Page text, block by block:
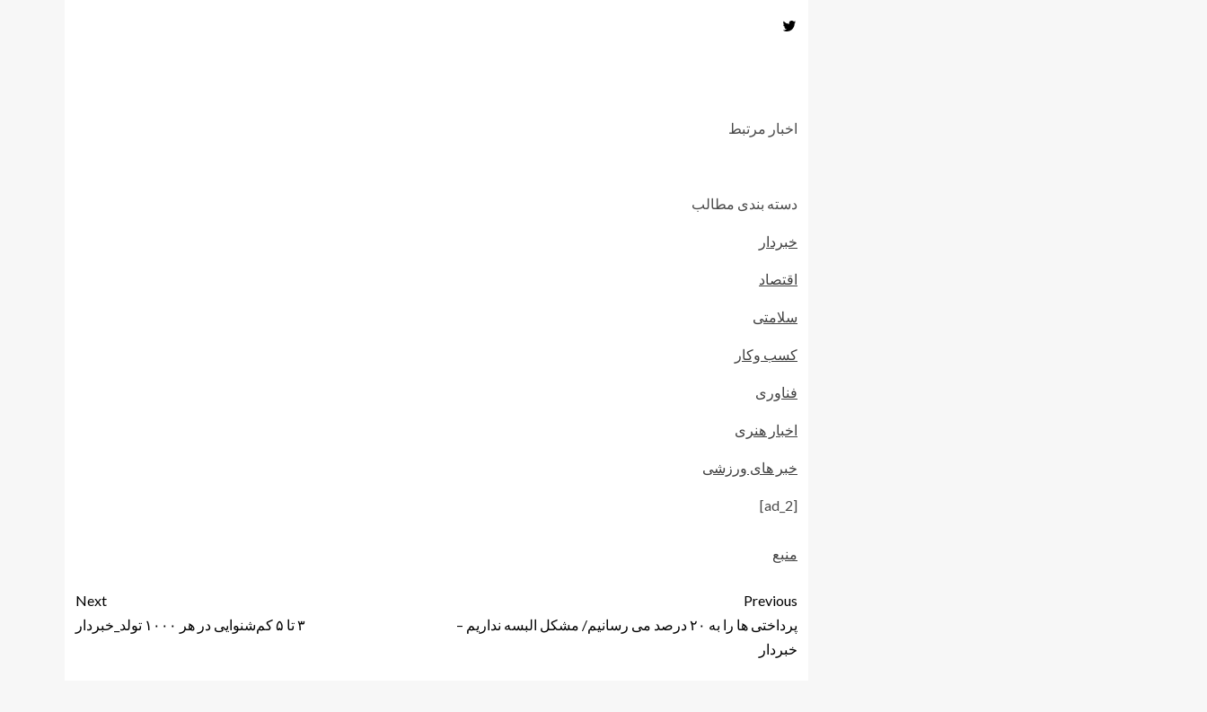
اخبار مرتبط
دسته بندی مطالب
خبردار
اقتصاد
سلامتی
کسب وکار
فناوری
اخبار هنری
خبر های ورزشی
[ad_2]
منبع
Previous
پرداختی ها را به ۲۰ درصد می رسانیم/ مشکل البسه نداریم –
خبردار
Next
۳ تا ۵ کم‌شنوایی در هر ۱۰۰۰ تولد_خبردار